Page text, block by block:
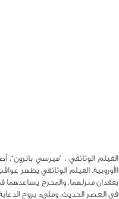
الفيلم الوثائقي ، “ميرسي
الأوروبية. الفيلم الوثائقي يظهر
بفقدان منزلهما. والمخرج يساعدهما
في العصر الحديث، ومليء بروح